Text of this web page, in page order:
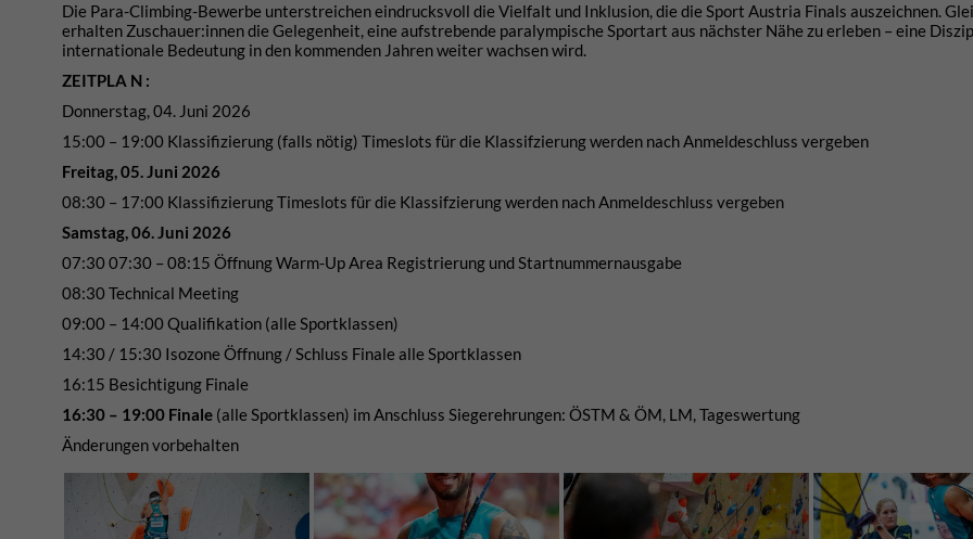
Die Para-Climbing-Bewerbe unterstreichen eindrucksvoll die Vielfalt und Inklusion, die die Sport Austria Finals auszeichnen.
erhalten Zuschauer:innen die Gelegenheit, eine aufstrebende paralympische Sportart aus nächster Nähe zu erleben – eine
internationale Bedeutung in den kommenden Jahren weiter wachsen wird.
ZEITPLA N :
Donnerstag, 04. Juni 2026
15:00 – 19:00 Klassifizierung (falls nötig) Timeslots für die Klassifzierung werden nach Anmeldeschluss vergeben
Freitag, 05. Juni 2026
08:30 – 17:00 Klassifizierung Timeslots für die Klassifzierung werden nach Anmeldeschluss vergeben
Samstag, 06. Juni 2026
07:30 07:30 – 08:15 Öffnung Warm-Up Area Registrierung und Startnummernausgabe
08:30 Technical Meeting
09:00 – 14:00 Qualifikation (alle Sportklassen)
14:30 / 15:30 Isozone Öffnung / Schluss Finale alle Sportklassen
16:15 Besichtigung Finale
16:30 – 19:00 Finale (alle Sportklassen) im Anschluss Siegerehrungen: ÖSTM & ÖM, LM, Tageswertung
Änderungen vorbehalten